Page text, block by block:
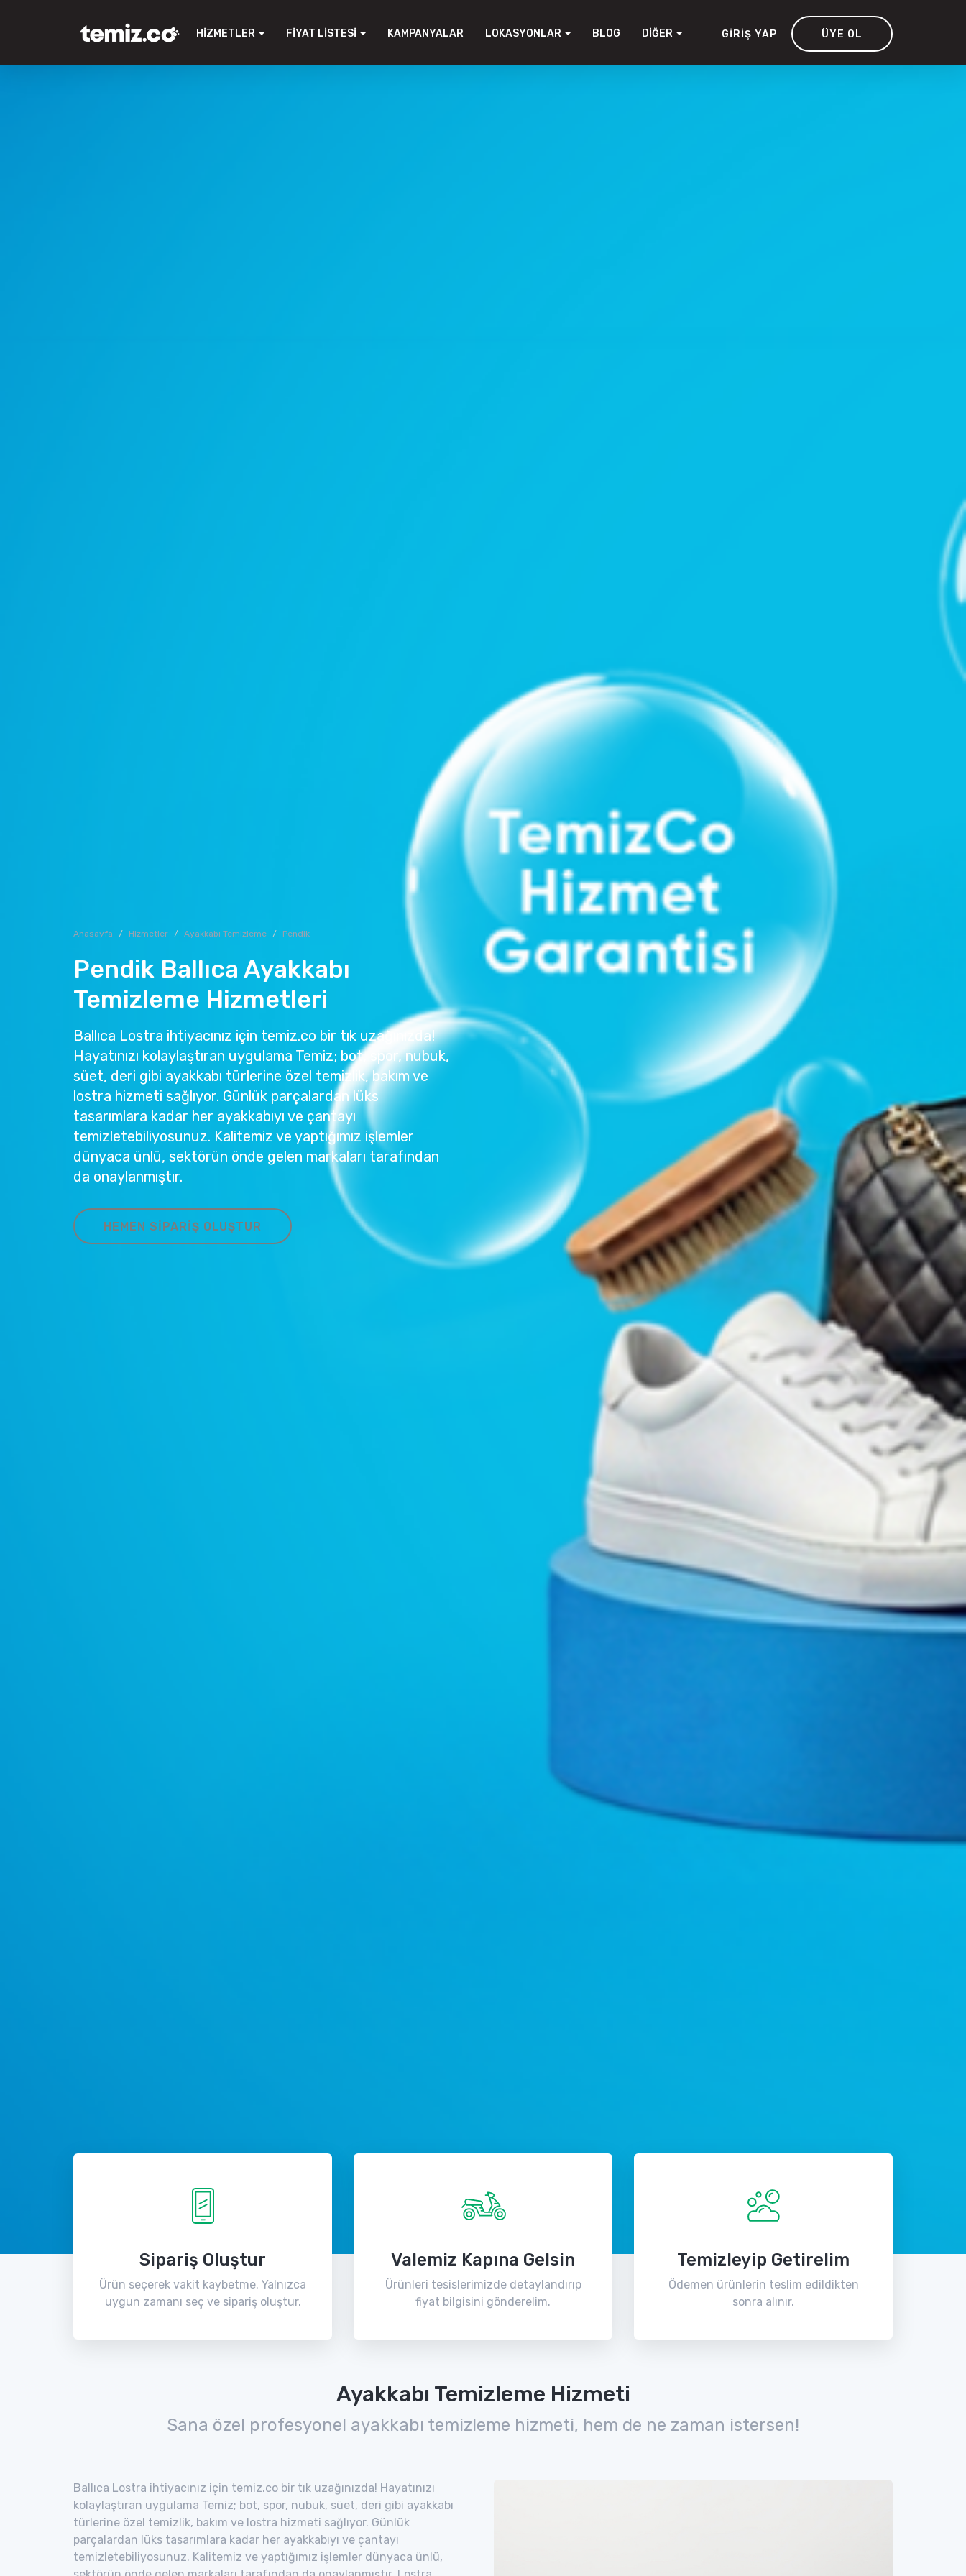
HIZMETLER FIYAT LISTESI KAMPANYALAR LOKASYONLAR BLOG DIĞER GIRIŞ YAP ÜYE OL
Anasayfa Hizmetler Ayakkabı Temizleme Pendik
Pendik Ballıca Ayakkabı
Temizleme Hizmetleri
Ballıca Lostra ihtiyacınız için temiz.co bir tık uzağınızda!
Hayatınızı kolaylaştıran uygulama Temiz; bot, spor, nubuk,
süet, deri gibi ayakkabı türlerine özel temizlik, bakım ve
lostra hizmeti sağlıyor. Günlük parçalardan lüks
tasarımlara kadar her ayakkabıyı ve çantayı
temizletebiliyosunuz. Kalitemiz ve yaptığımız işlemler
dünyaca ünlü, sektörün önde gelen markaları tarafından
da onaylanmıştır.
HEMEN SIPARIŞ OLUŞTUR
Sipariş Oluştur
Ürün seçerek vakit kaybetme. Yalnızca
uygun zamanı seç ve sipariş oluştur.
Valemiz Kapına Gelsin
Ürünleri tesislerimizde detaylandırıp
fiyat bilgisini gönderelim.
Temizleyip Getirelim
Ödemen ürünlerin teslim edildikten
sonra alınır.
Ayakkabı Temizleme Hizmeti
Sana özel profesyonel ayakkabı temizleme hizmeti, hem de ne zaman istersen!
Ballıca Lostra ihtiyacınız için temiz.co bir tık uzağınızda! Hayatınızı
kolaylaştıran uygulama Temiz; bot, spor, nubuk, süet, deri gibi ayakkabı
türlerine özel temizlik, bakım ve lostra hizmeti sağlıyor. Günlük
parçalardan lüks tasarımlara kadar her ayakkabıyı ve çantayı
temizletebiliyosunuz. Kalitemiz ve yaptığımız işlemler dünyaca ünlü,